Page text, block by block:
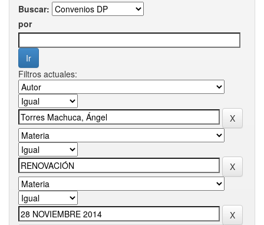
Buscar:
por
Filtros actuales: